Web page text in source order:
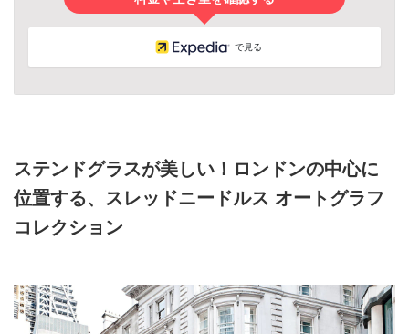
で見る
ステンドグラスが美しい！ロンドンの中心に
位置する、スレッドニードルス オートグラフ
コレクション